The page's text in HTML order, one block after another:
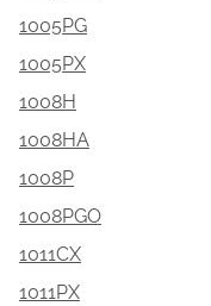
1005PG
1005PX
1008H
1008HA
1008P
1008PGO
1011CX
1011PX